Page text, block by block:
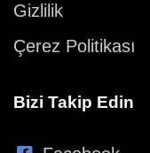
Gizlilik
Çerez Politikası
Bizi Takip Edin